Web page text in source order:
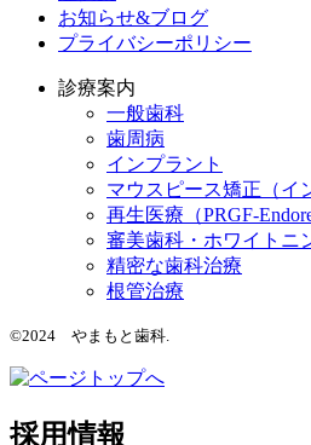
お知らせ&ブログ
プライバシーポリシー
診療案内
一般歯科
歯周病
インプラント
マウスピース矯正（イ
再生医療（PRGF-
審美歯科・ホワイトニ
精密な歯科治療
根管治療
©2024 やまもと歯科.
採用情報